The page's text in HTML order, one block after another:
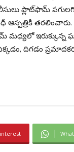
ప్లాట్‌ఫామ్
ఆస్పత్రికి
మధ్యలో ఇరుక్కున్న
దిగడం